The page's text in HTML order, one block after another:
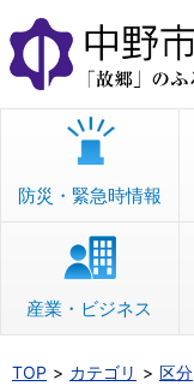
本
文
へ
移
防災・緊急時情報
産業・ビジネス
TOP カテゴリ 区分